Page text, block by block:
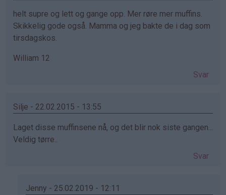
helt supre og lett og gange opp. Mer røre mer muffins.
Skikkelig gode også. Mamma og jeg bakte de i dag som
tirsdagskos.
William 12
Svar
Silje - 22.02.2015 - 13:55
Laget disse muffinsene nå, og det blir nok siste gangen...
Veldig tørre..
Svar
Jenny - 25.02.2019 - 12:11